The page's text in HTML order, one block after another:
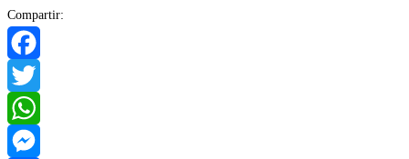
Compartir:
Facebook
Twitter
WhatsApp